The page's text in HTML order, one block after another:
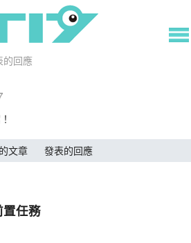
的回應
文章 發表的回應
任務